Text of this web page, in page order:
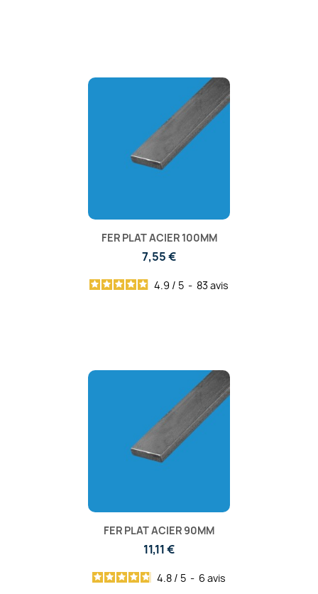
FER PLAT ACIER 100MM
7,55 €
4.9 / 5 - 83avis
FER PLAT ACIER 90MM
11,11 €
4.8 / 5 - 6 avis